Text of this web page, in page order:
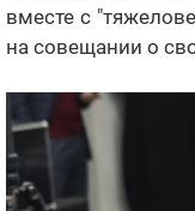
вместе с
на совещании о